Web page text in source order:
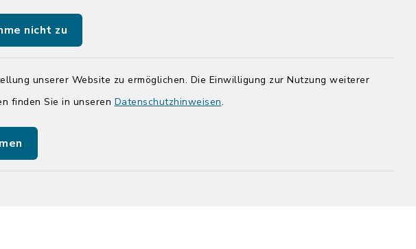
nicht zu
unserer Website zu ermöglichen. Die Einwilligung zur Nutzung weiterer
finden Sie in unseren Datenschutzhinweisen.
Kreis Segeberg
Tourist-Info der Stadt Bad